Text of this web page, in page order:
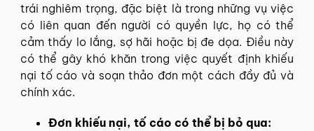
trái nghiêm trọng, đặc biệt là trong những vụ việc
có liên quan đến người có quyền lực, họ có thể
cảm thấy lo lắng, sợ hãi hoặc bị đe dọa. Điều này
có thể gây khó khăn trong việc quyết định khiếu
nại tố cáo và soạn thảo đơn một cách đầy đủ và
chính xác.
Đơn khiếu nại, tố cáo có thể bị bỏ qua: